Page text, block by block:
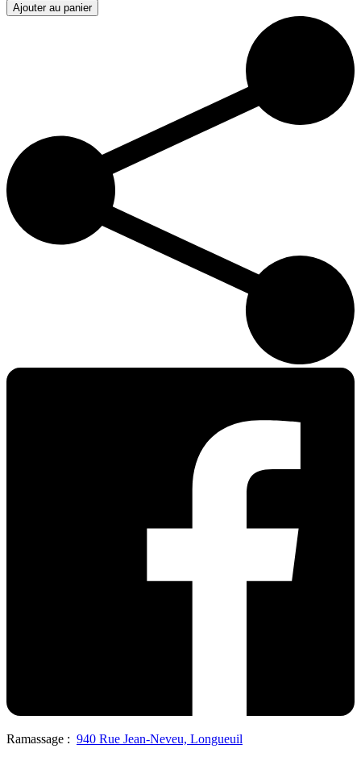
Ajouter au panier
Ramassage : 940 Rue Jean-Neveu, Longueuil